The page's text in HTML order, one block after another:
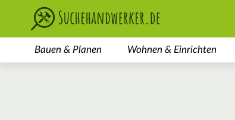
Bauen & Planen Wohnen & Einrichten